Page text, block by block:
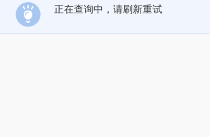
正在查询中，请刷新重试